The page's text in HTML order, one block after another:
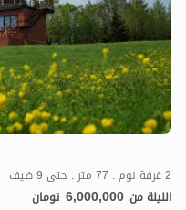
2 غرفة نوم . 77 متر . حتى 9 ضيف
الليلة من 6,000,000 تومان